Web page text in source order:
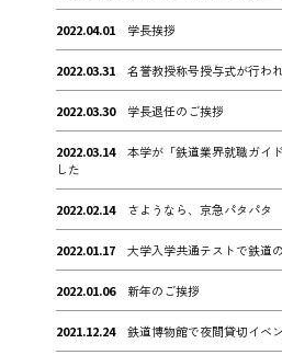
2022.04.01 学長挨拶
2022.03.31 名誉教授称号授与式が行わ
2022.03.30 学長退任のご挨拶
2022.03.14
本学が「鉄道業界就職ガイ
した
2022.02.14 さようなら、京急パタパタ
2022.01.17 大学入学共通テストで鉄道
2022.01.06 新年のご挨拶
2021.12.24 鉄道博物館で夜間貸切イベ